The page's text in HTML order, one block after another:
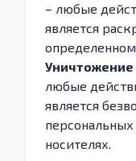
– любые
является
любые
является
носителях.